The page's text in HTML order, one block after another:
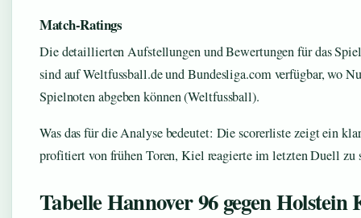
Match-Ratings
Die detaillierten Aufstellungen und Bewertungen für das
sind auf Weltfussball.de und Bundesliga.com verfügbar, wo
Spielnoten abgeben können (Weltfussball).
Was das für die Analyse bedeutet: Die scorerliste zeigt ein
profitiert von frühen Toren, Kiel reagierte im letzten Duell zu
Tabelle Hannover 96 gegen Holstein